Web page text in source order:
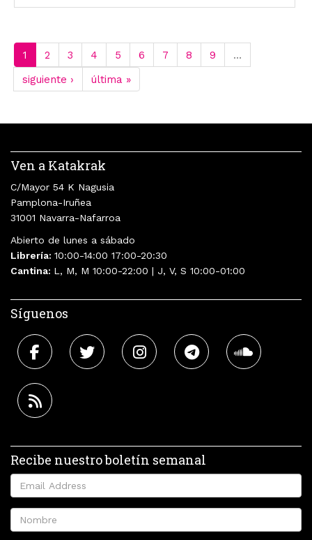
1 2 3 4 5 6 7 8 9
…
siguiente ›
última »
Ven a Katakrak
C/Mayor 54 K Nagusia
Pamplona-Iruñea
31001 Navarra-Nafarroa
Abierto de lunes a sábado
Librería: 10:00-14:00 17:00-20:30
Cantina: L, M, M 10:00-22:00 | J, V, S 10:00-01:00
Síguenos
Recibe nuestro boletín semanal